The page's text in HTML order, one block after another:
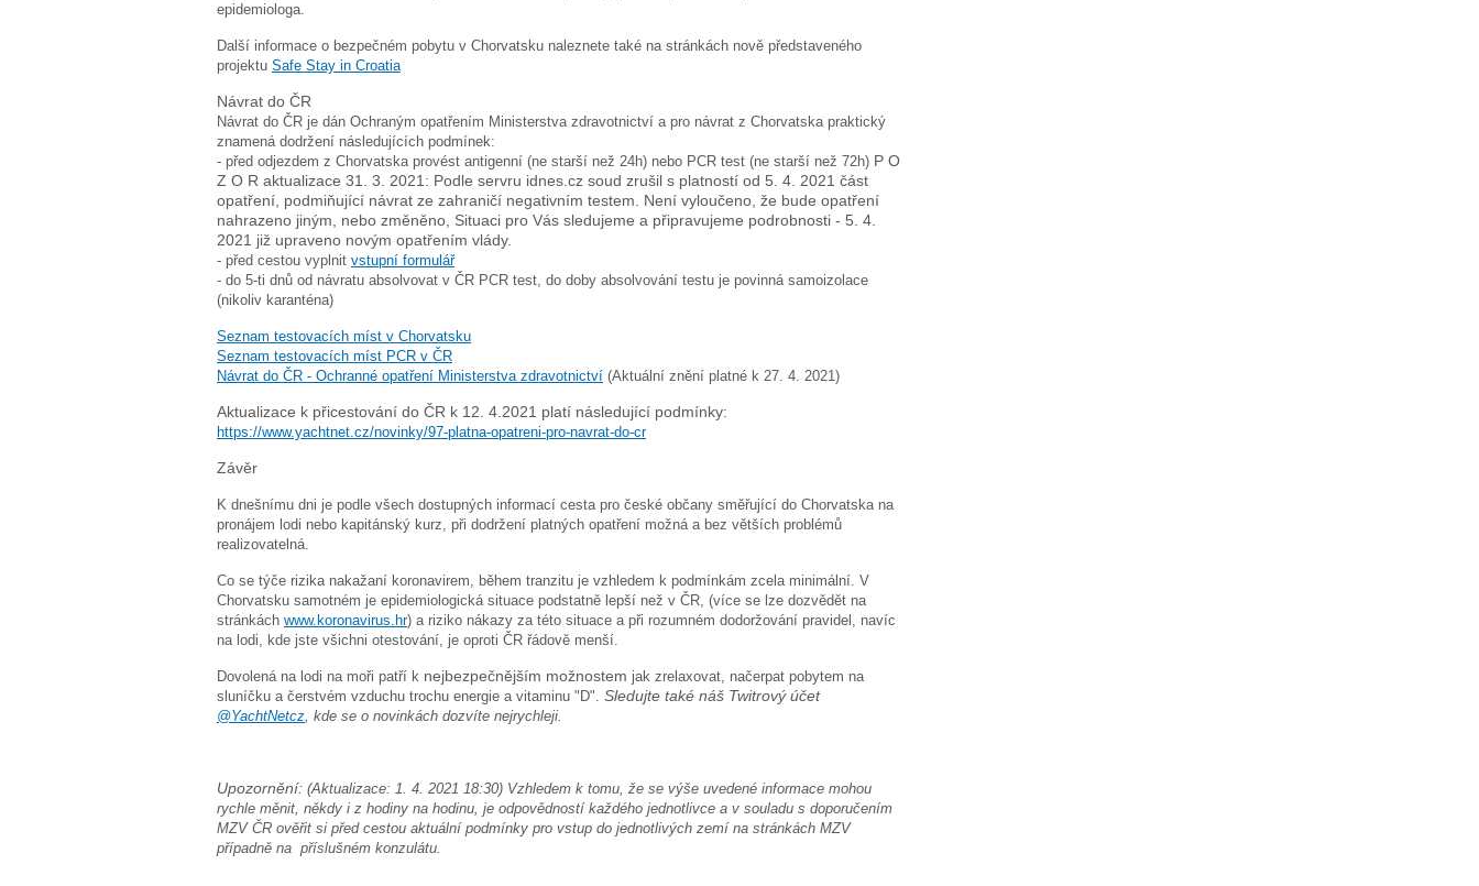
epidemiologa.
Další informace o bezpečném pobytu v Chorvatsku naleznete také na stránkách nově představeného
projektu Safe Stay in Croatia
Návrat do ČR
Návrat do ČR je dán Ochraným opatřením Ministerstva zdravotnictví a pro návrat z Chorvatska praktický
znamená dodržení následujících podmínek:
- před odjezdem z Chorvatska provést antigenní (ne starší než 24h) nebo PCR test (ne starší než 72h) P O
Z O R aktualizace 31. 3. 2021: Podle servru idnes.cz soud zrušil s platností od 5. 4. 2021 část
opatření, podmiňující návrat ze zahraničí negativním testem. Není vyloučeno, že bude opatření
nahrazeno jiným, nebo změněno, Situaci pro Vás sledujeme a připravujeme podrobnosti - 5. 4.
2021 již upraveno novým opatřením vlády.
- před cestou vyplnit vstupní formulář
- do 5-ti dnů od návratu absolvovat v ČR PCR test, do doby absolvování testu je povinná samoizolace
(nikoliv karanténa)
Seznam testovacích míst v Chorvatsku
Seznam testovacích míst PCR v ČR
Návrat do ČR - Ochranné opatření Ministerstva zdravotnictví (Aktuální znění platné k 27. 4. 2021)
Aktualizace k přicestování do ČR k 12. 4.2021 platí následující podmínky:
https://www.yachtnet.cz/novinky/97-platna-opatreni-pro-navrat-do-cr
Závěr
K dnešnímu dni je podle všech dostupných informací cesta pro české občany směřující do Chorvatska na
pronájem lodi nebo kapitánský kurz, při dodržení platných opatření možná a bez větších problémů
realizovatelná.
Co se týče rizika nakažaní koronavirem, během tranzitu je vzhledem k podmínkám zcela minimální. V
Chorvatsku samotném je epidemiologická situace podstatně lepší než v ČR, (více se lze dozvědět na
stránkách www.koronavirus.hr) a riziko nákazy za této situace a při rozumném dodoržování pravidel, navíc
na lodi, kde jste všichni otestování, je oproti ČR řádově menší.
Dovolená na lodi na moři patří k nejbezpečnějším možnostem jak zrelaxovat, načerpat pobytem na
sluníčku a čerstvém vzduchu trochu energie a vitaminu "D". Sledujte také náš Twitrový účet
@YachtNetcz, kde se o novinkách dozvíte nejrychleji.
Upozornění: (Aktualizace: 1. 4. 2021 18:30) Vzhledem k tomu, že se výše uvedené informace mohou
rychle měnit, někdy i z hodiny na hodinu, je odpovědností každého jednotlivce a v souladu s doporučením
MZV ČR ověřit si před cestou aktuální podmínky pro vstup do jednotlivých zemí na stránkách MZV
případně na příslušném konzulátu.